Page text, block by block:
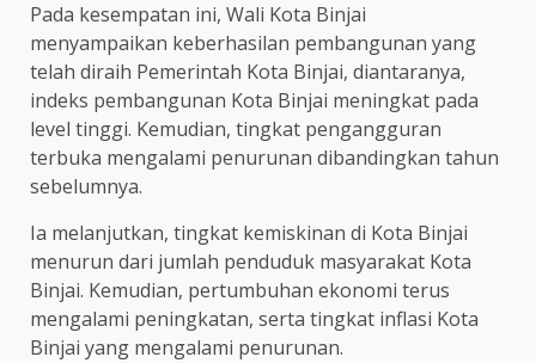
Pada kesempatan ini, Wali Kota Binjai
menyampaikan keberhasilan pembangunan yang
telah diraih Pemerintah Kota Binjai, diantaranya,
indeks pembangunan Kota Binjai meningkat pada
level tinggi. Kemudian, tingkat pengangguran
terbuka mengalami penurunan dibandingkan tahun
sebelumnya.
Ia melanjutkan, tingkat kemiskinan di Kota Binjai
menurun dari jumlah penduduk masyarakat Kota
Binjai. Kemudian, pertumbuhan ekonomi terus
mengalami peningkatan, serta tingkat inflasi Kota
Binjai yang mengalami penurunan.